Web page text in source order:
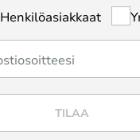
Henkilöasiakkaat
TILAA